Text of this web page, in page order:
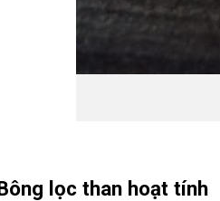
lọc than hoạt tính